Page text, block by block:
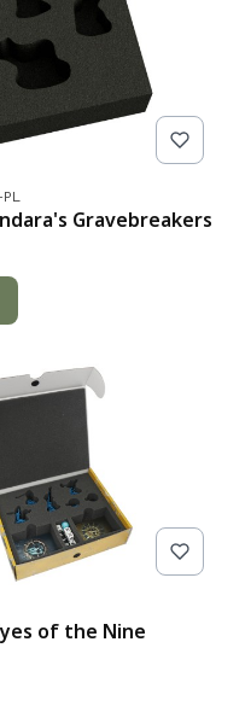
PL
Gravebreakers
of the Nine